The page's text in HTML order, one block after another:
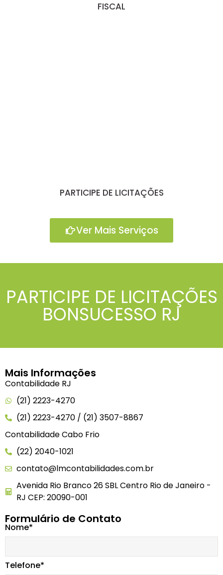
FISCAL
PARTICIPE DE LICITAÇÕES
Ver Mais Serviços
PARTICIPE DE LICITAÇÕES
BONSUCESSO RJ
Mais Informações
Contabilidade RJ
(21) 2223-4270
(21) 2223-4270 / (21) 3507-8867
Contabilidade Cabo Frio
(22) 2040-1021
contato@lmcontabilidades.com.br
Avenida Rio Branco 26 SBL Centro Rio de Janeiro -
RJ CEP: 20090-001
Formulário de Contato
Nome*
Telefone*